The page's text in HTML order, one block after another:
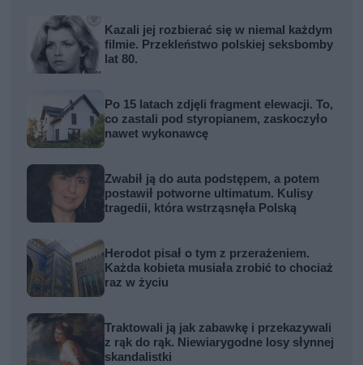
Kazali jej rozbierać się w niemal każdym
filmie. Przekleństwo polskiej seksbomby
lat 80.
Po 15 latach zdjęli fragment elewacji. To,
co zastali pod styropianem, zaskoczyło
nawet wykonawcę
Zwabił ją do auta podstępem, a potem
postawił potworne ultimatum. Kulisy
tragedii, która wstrząsnęła Polską
Herodot pisał o tym z przerażeniem.
Każda kobieta musiała zrobić to chociaż
raz w życiu
Traktowali ją jak zabawkę i przekazywali
z rąk do rąk. Niewiarygodne losy słynnej
skandalistki